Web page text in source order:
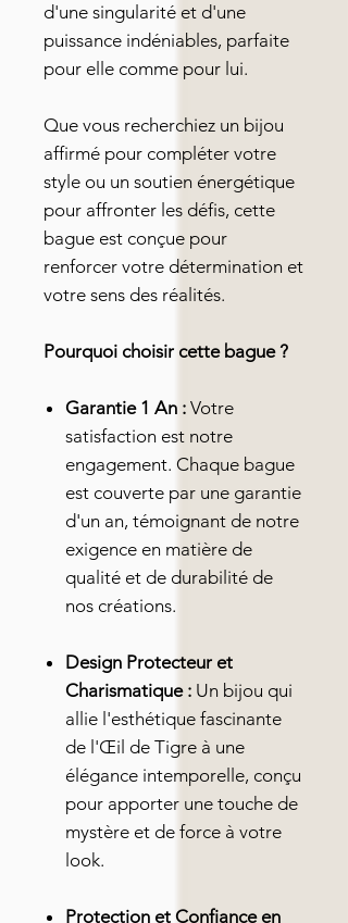
d'une singularité et d'une
puissance indéniables, parfaite
pour elle comme pour lui.
Que vous recherchiez un bijou
affirmé pour compléter votre
style ou un soutien énergétique
pour affronter les défis, cette
bague est conçue pour
renforcer votre détermination et
votre sens des réalités.
Pourquoi choisir cette bague ?
Garantie 1 An : Votre
satisfaction est notre
engagement. Chaque bague
est couverte par une garantie
d'un an, témoignant de notre
exigence en matière de
qualité et de durabilité de
nos créations.
Design Protecteur et
Charismatique : Un bijou qui
allie l'esthétique fascinante
de l'Œil de Tigre à une
élégance intemporelle, conçu
pour apporter une touche de
mystère et de force à votre
look.
Protection et Confiance en